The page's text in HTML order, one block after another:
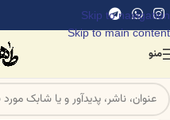
Skip to navigation
Skip to main content
منو